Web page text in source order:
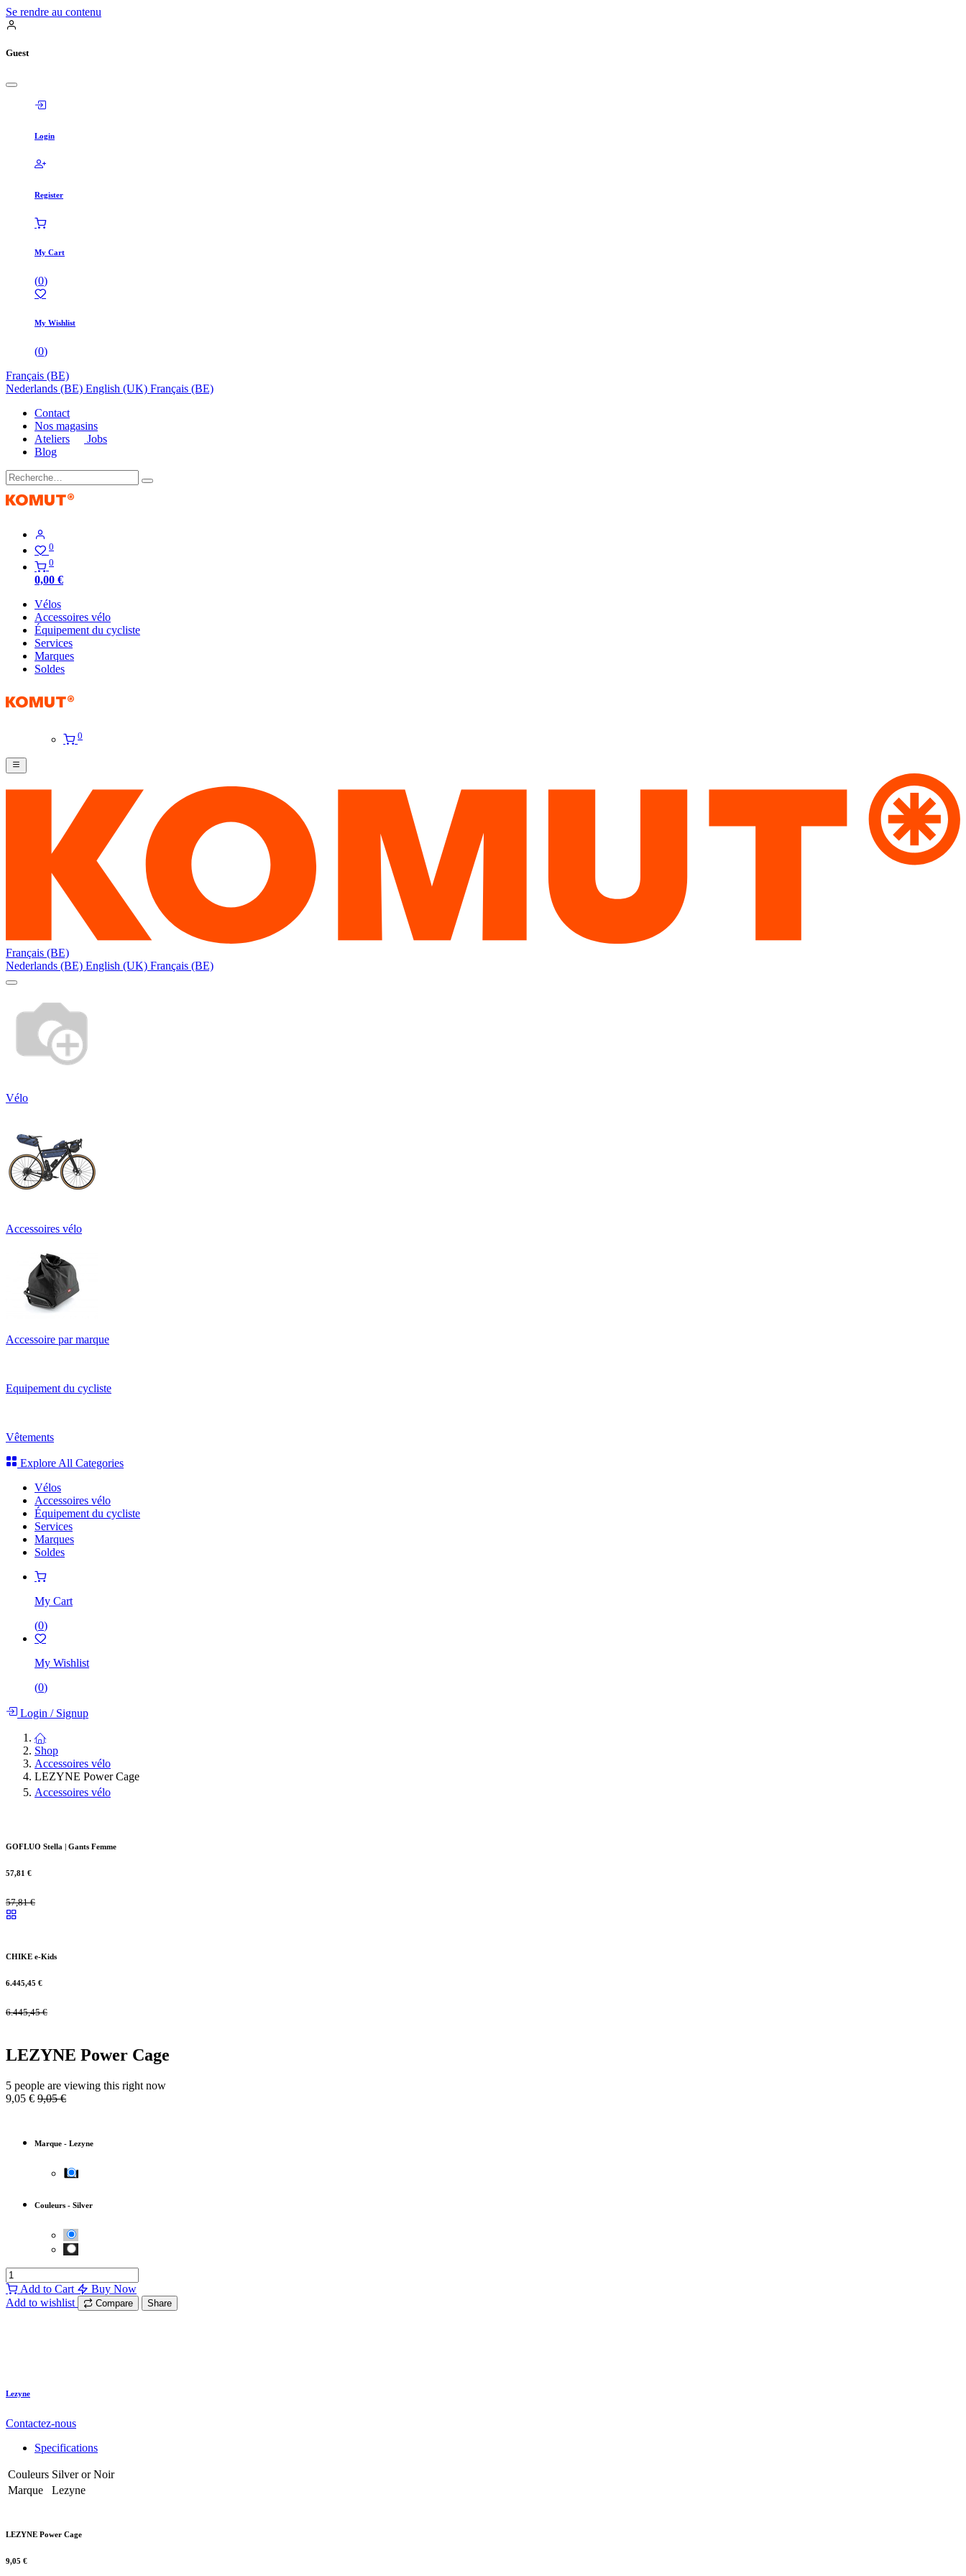
Se rendre au contenu
Guest
Login
Register
My Cart
(0)
My Wishlist
(0)
Français (BE)
Nederlands (BE) English (UK) Français (BE)
Contact
Nos magasins
Ateliers
Jobs
Blog
0
0
0,00 €
Vélos
Accessoires vélo
Équipement du cycliste
Services
Marques
Soldes
0
Français (BE)
Nederlands (BE) English (UK) Français (BE)
Vélo
Accessoires vélo
Accessoire par marque
Equipement du cycliste
Vêtements
Explore All Categories
Vélos
Accessoires vélo
Équipement du cycliste
Services
Marques
Soldes
My Cart
(0)
My Wishlist
(0)
Login /Signup
Shop
Accessoires vélo
LEZYNE Power Cage
Accessoires vélo
GOFLUO Stella | Gants Femme
57,81 €
57,81€
CHIKE e-Kids
6.445,45 €
6.445,45€
LEZYNE Power Cage
5 people are viewing this right now
9,05 € 9,05€
Marque - Lezyne
Couleurs - Silver
Add to Cart
Buy Now
Add to wishlist
Compare Share
Lezyne
Contactez-nous
Specifications
Couleurs SilverorNoir
Marque
Lezyne
LEZYNE Power Cage
9,05 €